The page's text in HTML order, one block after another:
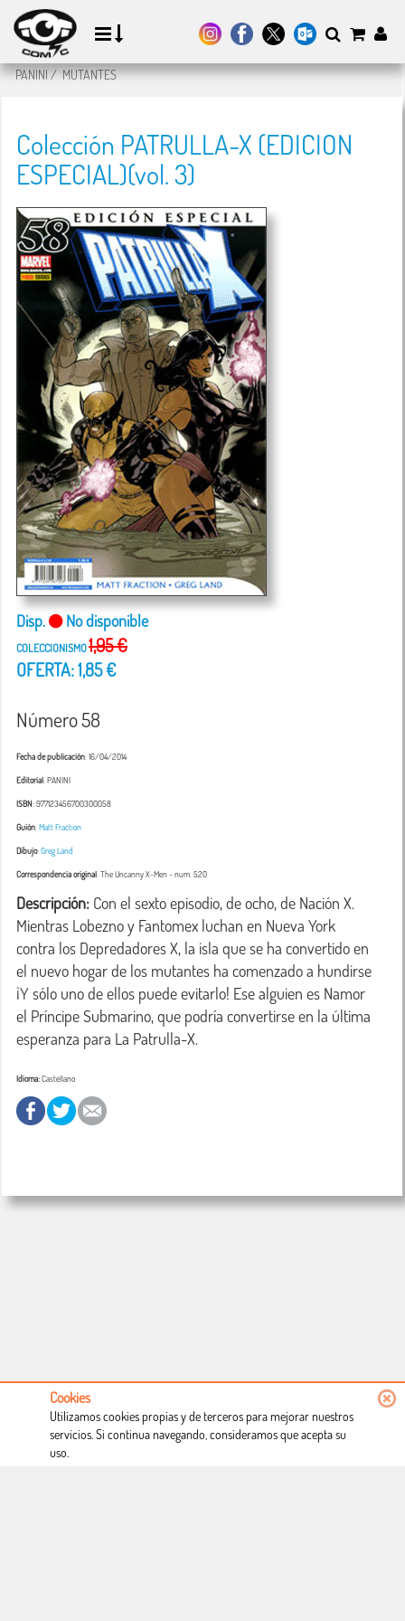
PANINI/MUTANTES
Colección PATRULLA-X (EDICION
ESPECIAL)(vol. 3)
Disp. No disponible
COLECCIONISMO1,95 €
OFERTA: 1,85 €
Número 58
Fecha de publicación: 16/04/2014
Editorial: PANINI
ISBN: 977123456700300058
Guión:Matt Fraction
Dibujo:Greg Land
Correspondencia original:The Uncanny X-Men- num. 520
Descripción: Con el sexto episodio, de ocho, de Nación X.
Mientras Lobezno y Fantomex luchan en Nueva York
contra los Depredadores X, la isla que se ha convertido en
el nuevo hogar de los mutantes ha comenzado a hundirse
¡Y sólo uno de ellos puede evitarlo! Ese alguien es Namor
el Príncipe Submarino, que podría convertirse en la última
esperanza para La Patrulla-X.
Idioma:Castellano
Condiciones de uso
Cookies
Utilizamos cookies propias y de terceros para mejorar nuestros
servicios. Si continua navegando, consideramos que acepta su
uso.